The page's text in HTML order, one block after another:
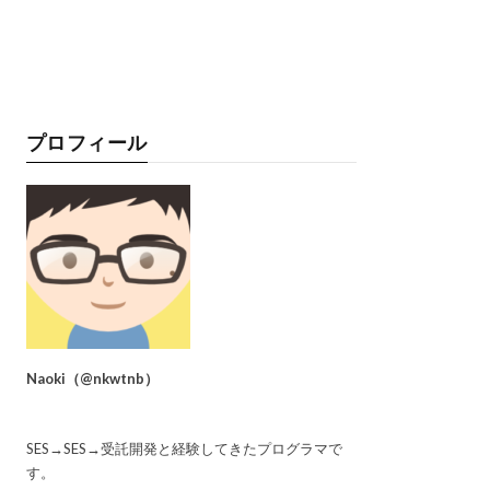
プロフィール
Naoki （@nkwtnb）
SES→SES→受託開発と経験してきたプログラマで
す。